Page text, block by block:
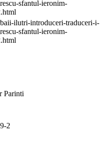
sfantul-ieronim-
ilutri-introduceri-traduceri-i-
sfantul-ieronim-
Parinti
2